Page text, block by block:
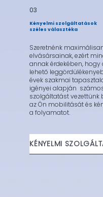
03
Kényelmi szolgáltatások
széles választéka
Szeretnénk
elvásársainak, ezért
annak érdekében, hogy
lehető
évek szakmai
igényei alapján
szolgáltatást vezettünk
az Ön mobilitását és
a folyamatot.
KÉNYELMI